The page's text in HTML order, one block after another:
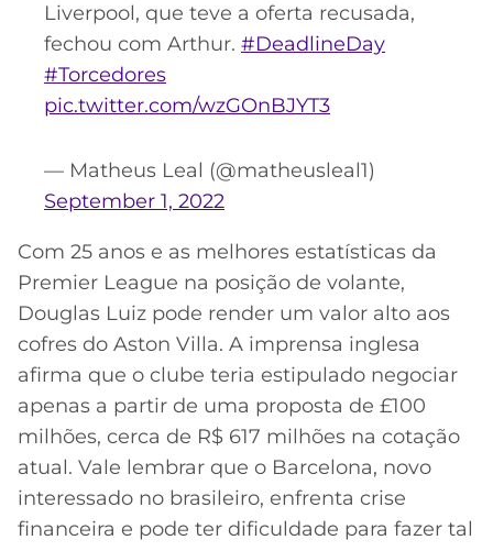
Liverpool, que teve a oferta recusada,
fechou com Arthur. #DeadlineDay
#Torcedores
pic.twitter.com/wzGOnBJYT3
— Matheus Leal (@matheusleal1)
September 1, 2022
Com 25 anos e as melhores estatísticas da
Premier League na posição de volante,
Douglas Luiz pode render um valor alto aos
cofres do Aston Villa. A imprensa inglesa
afirma que o clube teria estipulado negociar
apenas a partir de uma proposta de £100
milhões, cerca de R$ 617 milhões na cotação
atual. Vale lembrar que o Barcelona, novo
interessado no brasileiro, enfrenta crise
financeira e pode ter dificuldade para fazer tal